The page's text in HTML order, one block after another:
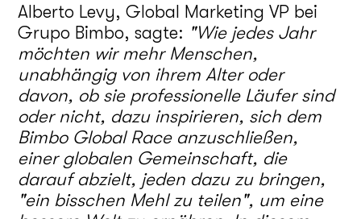
Alberto Levy, Global Marketing VP bei
Grupo Bimbo, sagte: "Wie jedes Jahr
möchten wir mehr Menschen,
unabhängig von ihrem Alter oder
davon, ob sie professionelle Läufer sind
oder nicht, dazu inspirieren, sich dem
Bimbo Global Race anzuschließen,
einer globalen Gemeinschaft, die
darauf abzielt, jeden dazu zu bringen,
"ein bisschen Mehl zu teilen", um eine